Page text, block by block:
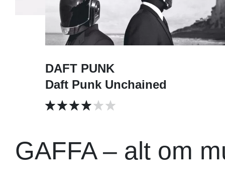
DAFT PUNK
Daft Punk Unchained
GAFFA – alt om